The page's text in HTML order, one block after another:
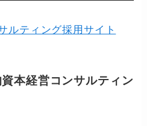
ルティング採用サイト
本経営コンサルティン